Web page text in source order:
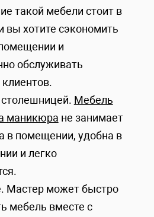
такой мебели стоит в
вы хотите сэкономить
и
обслуживать
Мебель
маникюра не занимает
в помещении, удобна в
и легко
Мастер может быстро
мебель вместе с